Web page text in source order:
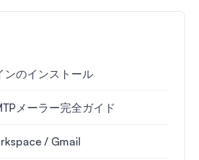
ンのインストール
メーラー完全ガイド
/ Gmail